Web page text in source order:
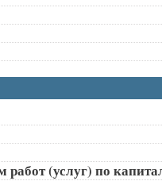
работ (услуг) по